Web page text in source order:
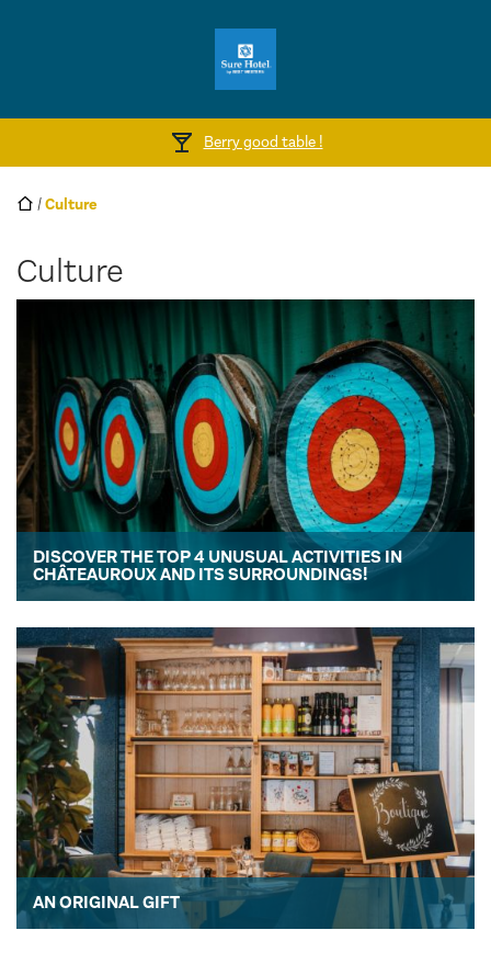
Berry good table !
/Culture
Culture
DISCOVER THE TOP 4 UNUSUAL ACTIVITIES IN
CHÂTEAUROUX AND ITS SURROUNDINGS!
To enhance your stay at Sure …
AN ORIGINAL GIFT
A Made in Berry gift The …